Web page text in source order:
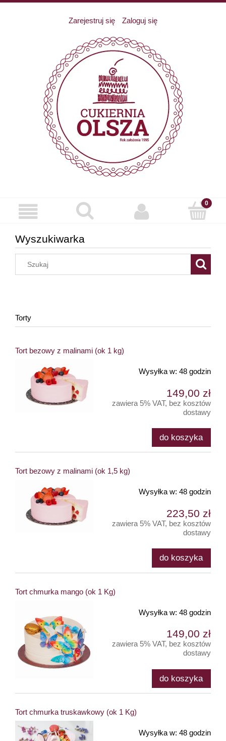
Zarejestruj się Zaloguj się
Wyszukiwarka
Torty
Tort bezowy z malinami (ok 1 kg)
Wysyłka w: 48 godzin
149,00 zł
zawiera 5% VAT, bez kosztów
dostawy
do koszyka
Tort bezowy z malinami (ok 1,5 kg)
Wysyłka w: 48 godzin
223,50 zł
zawiera 5% VAT, bez kosztów
dostawy
do koszyka
Tort chmurka mango (ok 1 Kg)
Wysyłka w: 48 godzin
149,00 zł
zawiera 5% VAT, bez kosztów
dostawy
do koszyka
Tort chmurka truskawkowy (ok 1 Kg)
Wysyłka w: 48 godzin